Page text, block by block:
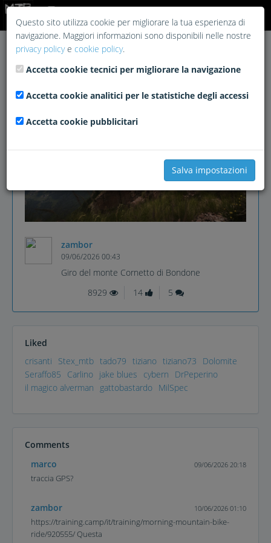
zambor
09/06/2026 00:43
Giro del monte Cornetto di Bondone
8929
14 5
Liked
crisanti
Stex_mtb tado79 tiziano tiziano73
Dolomite
Seraffo85
Carlino jake blues cybern
DrPeperino
il magico alverman
gattobastardo MilSpec
Comments
09/06/2026 20:18
marco
traccia GPS?
10/06/2026 01:10
zambor
https://training.camp/it/training/morning-mountain-bike-
ride/920555/ Questa
Questo sito utilizza cookie per migliorare la tua esperienza di
navigazione. Maggiori informazioni sono disponibili nelle nostre
privacy policye cookie policy.
Accetta cookie tecnici per migliorare la navigazione
Accetta cookie analitici per le statistiche degli accessi
Accetta cookie pubblicitari
Salva impostazioni